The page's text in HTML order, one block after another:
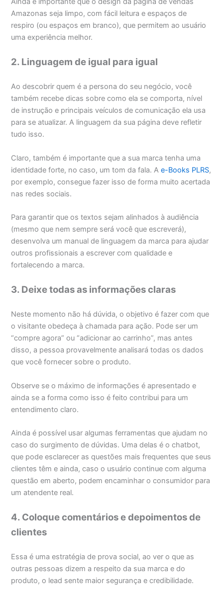
Amazonas seja limpo, com fácil leitura e espaços de
respiro (ou espaços em branco), que permitem ao usuário
uma experiência melhor.
2. Linguagem de igual para igual
Ao descobrir quem é a persona do seu negócio, você
também recebe dicas sobre como ela se comporta, nível
de instrução e principais veículos de comunicação ela usa
para se atualizar. A linguagem da sua página deve refletir
tudo isso.
Claro, também é importante que a sua marca tenha uma
identidade forte, no caso, um tom da fala. Ae-Books PLRS,
por exemplo, consegue fazer isso de forma muito acertada
nas redes sociais.
Para garantir que os textos sejam alinhados à audiência
(mesmo que nem sempre será você que escreverá),
desenvolva um manual de linguagem da marca para ajudar
outros profissionais a escrever com qualidade e
fortalecendo a marca.
3. Deixe todas as informações claras
Neste momento não há dúvida, o objetivo é fazer com que
o visitante obedeça à chamada para ação. Pode ser um
“compre agora” ou “adicionar ao carrinho”, mas antes
disso, a pessoa provavelmente analisará todas os dados
que você fornecer sobre o produto.
Observe se o máximo de informações é apresentado e
ainda se a forma como isso é feito contribui para um
entendimento claro.
Ainda é possível usar algumas ferramentas que ajudam no
caso do surgimento de dúvidas. Uma delas é o chatbot,
que pode esclarecer as questões mais frequentes que seus
clientes têm e ainda, caso o usuário continue com alguma
questão em aberto, podem encaminhar o consumidor para
um atendente real.
4. Coloque comentários e depoimentos de
clientes
Essa é uma estratégia de prova social, ao ver o que as
outras pessoas dizem a respeito da sua marca e do
produto, o lead sente maior segurança e credibilidade.